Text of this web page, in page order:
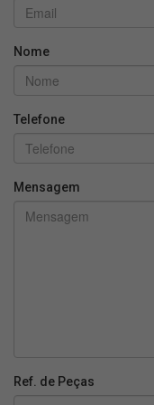
Nome
Telefone
Mensagem
Ref. de Peças